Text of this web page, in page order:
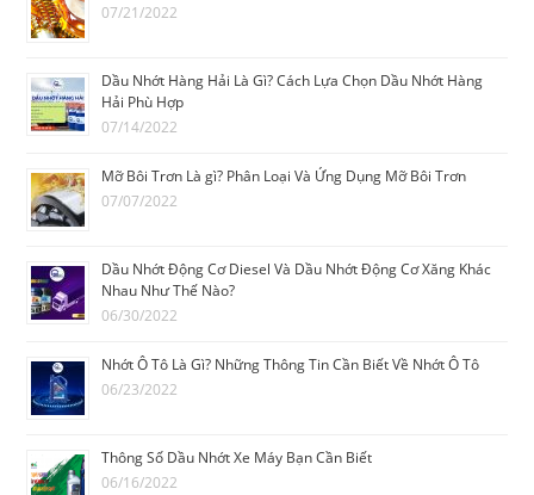
07/21/2022
Dầu Nhớt Hàng Hải Là Gì? Cách Lựa Chọn Dầu Nhớt Hàng
Hải Phù Hợp
07/14/2022
Mỡ Bôi Trơn Là gì? Phân Loại Và Ứng Dụng Mỡ Bôi Trơn
07/07/2022
Dầu Nhớt Động Cơ Diesel Và Dầu Nhớt Động Cơ Xăng Khác
Nhau Như Thế Nào?
06/30/2022
Nhớt Ô Tô Là Gì? Những Thông Tin Cần Biết Về Nhớt Ô Tô
06/23/2022
Thông Số Dầu Nhớt Xe Máy Bạn Cần Biết
06/16/2022